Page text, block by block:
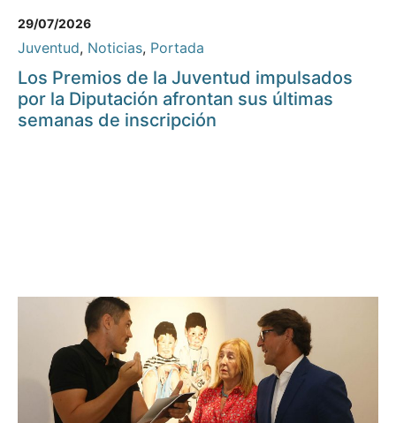
29/07/2026
Juventud, Noticias, Portada
Los Premios de la Juventud impulsados
por la Diputación afrontan sus últimas
semanas de inscripción